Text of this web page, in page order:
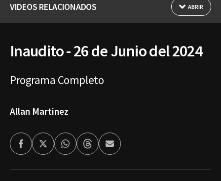
VIDEOS RELACIONADOS ABRIR
Inaudito - 26 de Junio del 2024
Programa Completo
Allan Martinez
FacebookTwitterWhatsappThreadsEnviar
por